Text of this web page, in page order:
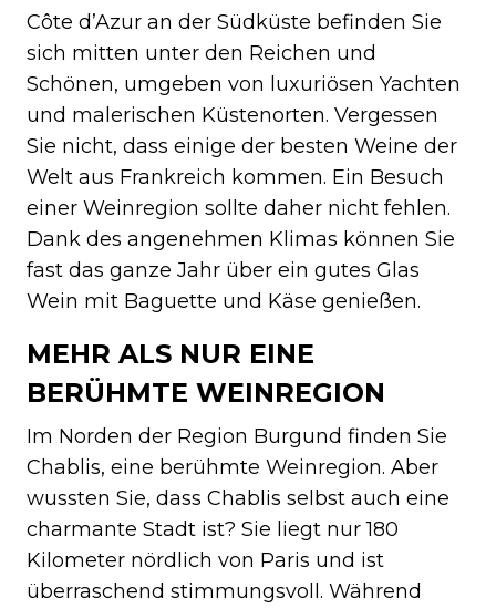
Côte d’Azur an der Südküste befinden Sie
sich mitten unter den Reichen und
Schönen, umgeben von luxuriösen Yachten
und malerischen Küstenorten. Vergessen
Sie nicht, dass einige der besten Weine der
Welt aus Frankreich kommen. Ein Besuch
einer Weinregion sollte daher nicht fehlen.
Dank des angenehmen Klimas können Sie
fast das ganze Jahr über ein gutes Glas
Wein mit Baguette und Käse genießen.
MEHR ALS NUR EINE
BERÜHMTE WEINREGION
Im Norden der Region Burgund finden Sie
Chablis, eine berühmte Weinregion. Aber
wussten Sie, dass Chablis selbst auch eine
charmante Stadt ist? Sie liegt nur 180
Kilometer nördlich von Paris und ist
überraschend stimmungsvoll. Während